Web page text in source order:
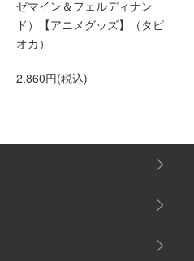
ゼマイン＆フェルディナン
ド）【アニメグッズ】（タピ
オカ）
2,860円(税込)